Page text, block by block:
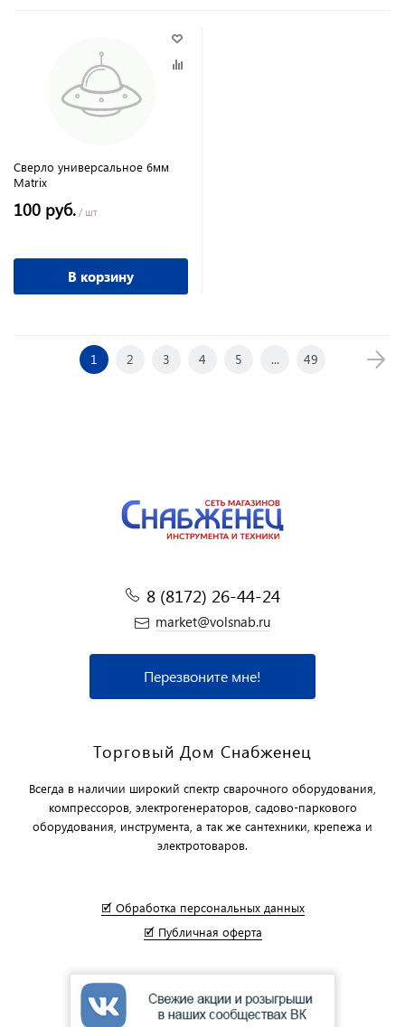
Сверло универсальное 6мм
Matrix
100 руб. / шт
В корзину
1 2 3 4 5 ... 49
8 (8172) 26-44-24
market@volsnab.ru
Перезвоните мне!
Торговый Дом Снабженец
Всегда в наличии широкий спектр сварочного оборудования,
компрессоров, электрогенераторов, садово-паркового
оборудования, инструмента, а так же сантехники, крепежа и
электротоваров.
🗹 Обработка персональных данных
🗹 Публичная оферта